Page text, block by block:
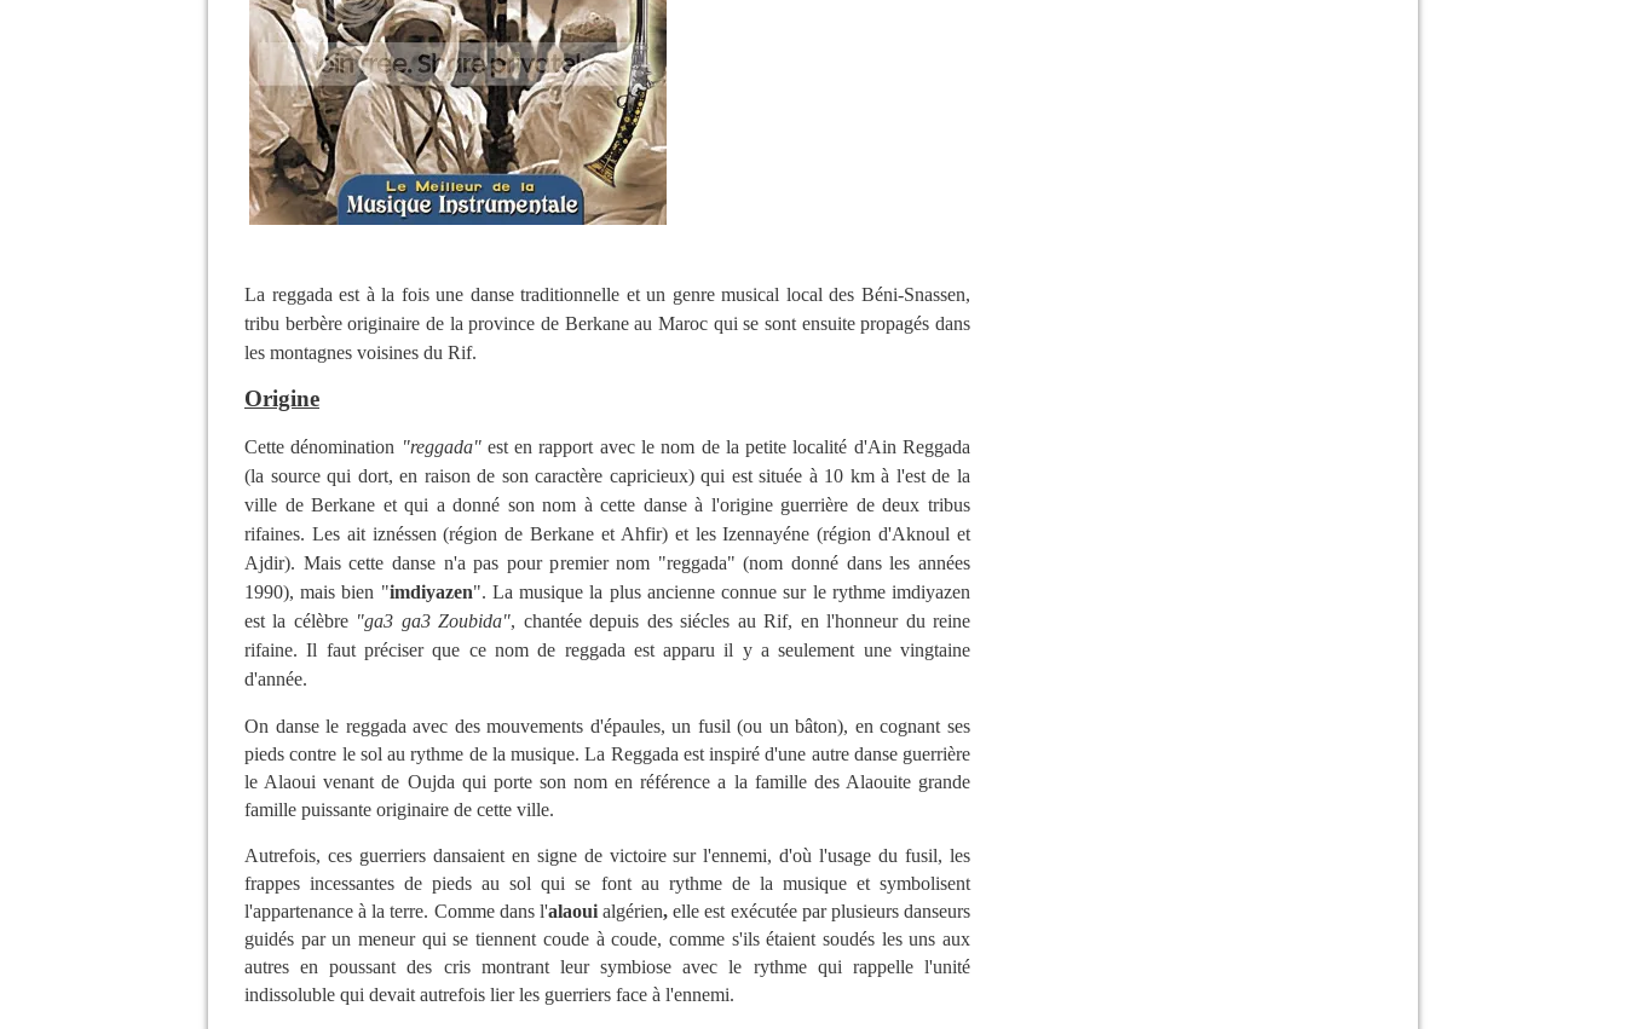
La reggada est à la fois une danse traditionnelle et un genre musical local des Béni-Snassen,
tribu berbère originaire de la province de Berkane au Maroc qui se sont ensuite propagés dans
les montagnes voisines du Rif.
Origine
Cette dénomination "reggada"est en rapport avec le nom de la petite localité d'Ain Reggada
(la source qui dort, en raison de son caractère capricieux) qui est située à 10 km à l'est de la
ville de Berkane et qui a donné son nom à cette danse à l'origine guerrière de deux tribus
rifaines. Les ait iznéssen (région de Berkane et Ahfir) et les Izennayéne (région d'Aknoul et
Ajdir). Mais cette danse n'a pas pour premier nom "reggada" (nom donné dans les années
1990), mais bien "imdiyazen". La musique la plus ancienne connue sur le rythme imdiyazen
est la célèbre "ga3 ga3 Zoubida", chantée depuis des siécles au Rif, en l'honneur du reine
rifaine. Il faut préciser que ce nom de reggada est apparu il y a seulement une vingtaine
d'année.
On danse le reggada avec des mouvements d'épaules, un fusil (ou un bâton), en cognant ses
pieds contre le sol au rythme de la musique. La Reggada est inspiré d'une autre danse guerrière
le Alaoui venant de Oujda qui porte son nom en référence a la famille des Alaouite grande
famille puissante originaire de cette ville.
Autrefois, ces guerriers dansaient en signe de victoire sur l'ennemi, d'où l'usage du fusil, les
frappes incessantes de pieds au sol qui se font au rythme de la musique et symbolisent
l'appartenance à la terre. Comme dans l'alaouialgérien, elle est exécutée par plusieurs danseurs
guidés par un meneur qui se tiennent coude à coude, comme s'ils étaient soudés les uns aux
autres en poussant des cris montrant leur symbiose avec le rythme qui rappelle l'unité
indissoluble qui devait autrefois lier les guerriers face à l'ennemi.